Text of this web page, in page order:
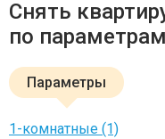
Снять
по параметрам
Параметры
1-комнатные (1)